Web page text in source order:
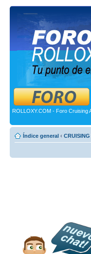
ROLLOXY.COM - Foro Cruising
Índice general ‹